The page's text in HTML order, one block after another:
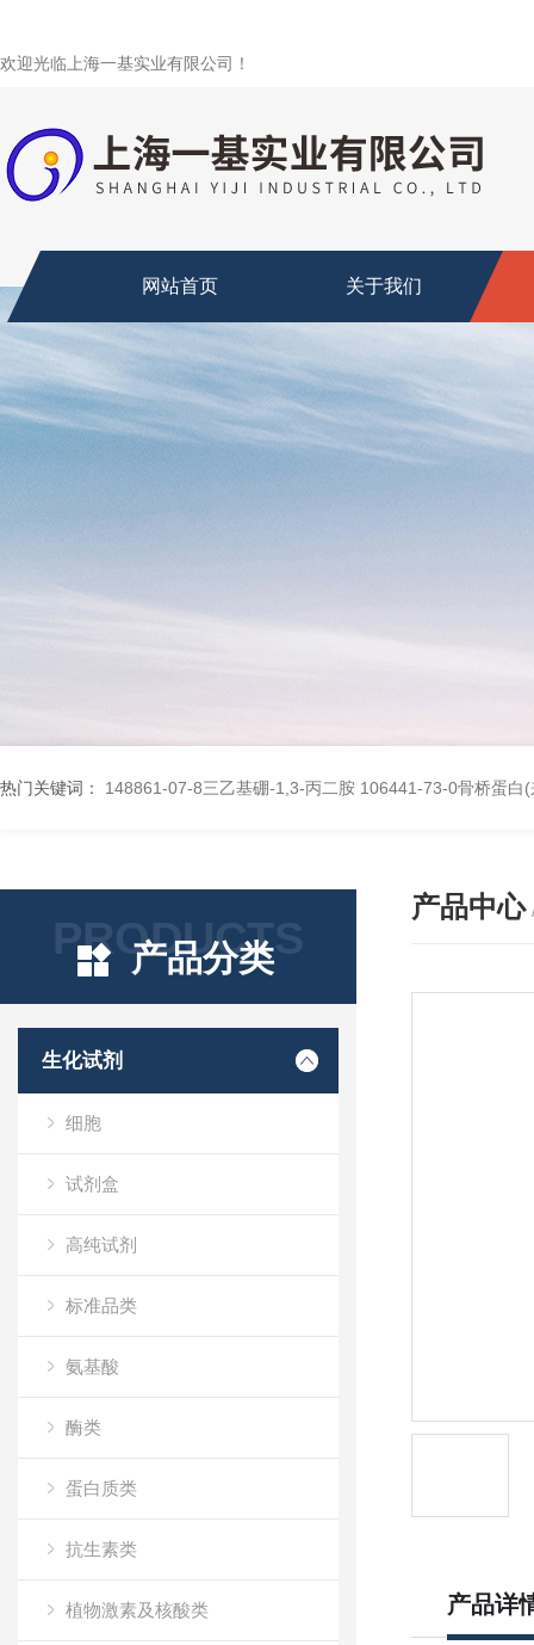
欢迎光临上海一基实业有限公司！
网站首页 关于我们
热门关键词： 148861-07-8三乙基硼-1,3-丙二胺 106441-73-0骨桥蛋白
PRODUCTS
产品分类
生化试剂
细胞
试剂盒
高纯试剂
标准品类
氨基酸
酶类
蛋白质类
抗生素类
植物激素及核酸类
产品中心
产品详